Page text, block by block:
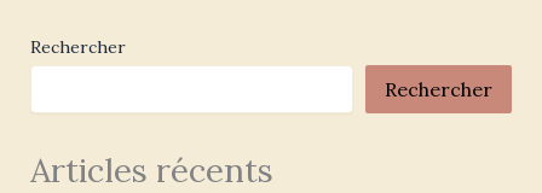
Rechercher
Rechercher
Articles récents